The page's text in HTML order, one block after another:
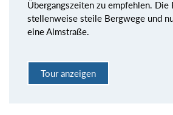
Übergangszeiten zu empfehlen. Die
stellenweise steile Bergwege und
eine Almstraße.
Tour anzeigen